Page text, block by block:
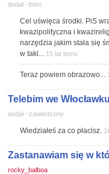
dodał ~bóm
Cel uświęca środki. PiS
kwazipolityczna i
narzędzia jakim stała się
w taki... 15 lat temu
Teraz powiem obrazowo...
Telebim we
dodał ~zawiedzony
Wiedziałeś za co płacisz.
Zastanawiam się w
rocky_balboa